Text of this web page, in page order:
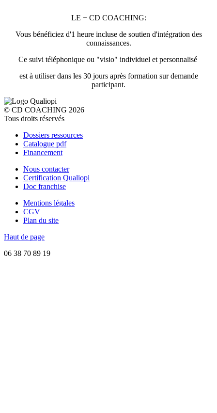
LE + CD COACHING:
Vous bénéficiez d'1 heure incluse de soutien d'intégration des
connaissances.
Ce suivi téléphonique ou "visio" individuel et personnalisé
est à utiliser dans les 30 jours après formation sur demande
participant.
© CD COACHING 2026
Tous droits réservés
Dossiers ressources
Catalogue pdf
Financement
Nous contacter
Certification Qualiopi
Doc franchise
Mentions légales
CGV
Plan du site
Haut de page
06 38 70 89 19